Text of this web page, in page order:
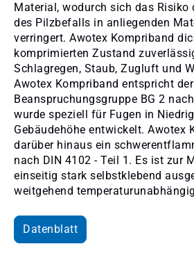
Material, wodurch sich das Risiko
des Pilzbefalls in anliegenden
verringert. Awotex Kompriband
komprimierten Zustand
Schlagregen, Staub, Zugluft und
Awotex Kompriband entspricht der
Beanspruchungsgruppe BG 2
wurde speziell für Fugen in
Gebäudehöhe entwickelt. Awotex
darüber hinaus ein
nach DIN 4102 - Teil 1. Es ist zur
einseitig stark selbstklebend
weitgehend
Datenblatt